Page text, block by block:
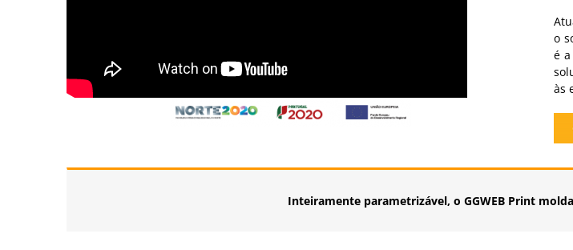
o
é
às
Inteiramente parametrizável, o GGWEB Print